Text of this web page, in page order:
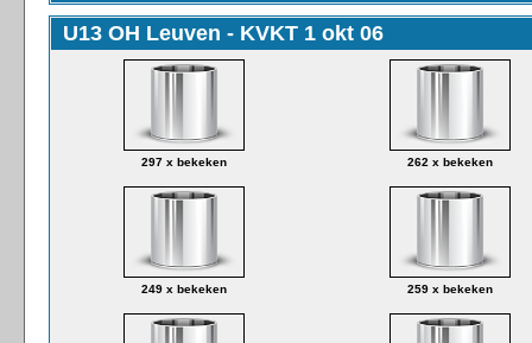
U13 OH Leuven - KVKT 1 okt 06
297 x bekeken 262 x bekeken
249 x bekeken 259 x bekeken